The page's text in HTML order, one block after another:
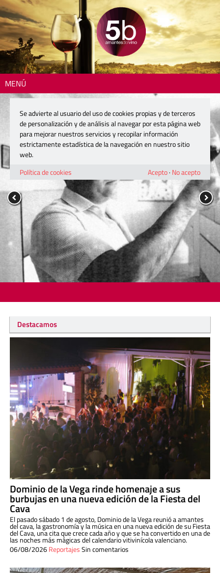
MENÚ
Destacamos
Dominio de la Vega rinde homenaje a sus
burbujas en una nueva edición de la Fiesta del
Cava
El pasado sábado 1 de agosto, Dominio de la Vega reunió a amantes
del cava, la gastronomía y la música en una nueva edición de su Fiesta
del Cava, una cita que crece cada año y que se ha convertido en una de
las noches más mágicas del calendario vitivinícola valenciano.
06/08/2026ReportajesSin comentarios
Se advierte al usuario del uso de cookies propias y de terceros
de personalización y de análisis al navegar por esta página web
para mejorar nuestros servicios y recopilar información
estrictamente estadística de la navegación en nuestro sitio
web.
Política de cookies
Acepto· No acepto